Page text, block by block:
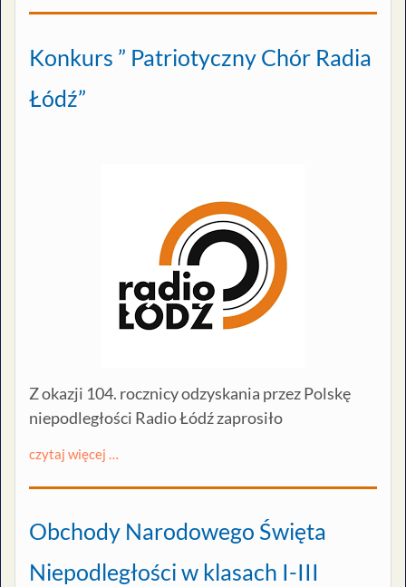
Konkurs ” Patriotyczny Chór Radia
Łódź”
Z okazji 104. rocznicy odzyskania przez Polskę
niepodległości Radio Łódź zaprosiło
czytaj więcej …
Obchody Narodowego Święta
Niepodległości w klasach I-III